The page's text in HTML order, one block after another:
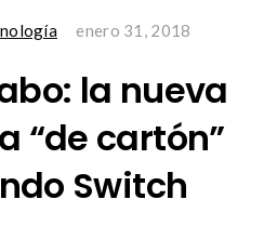
enero 31, 2018
la nueva
“de cartón”
Switch